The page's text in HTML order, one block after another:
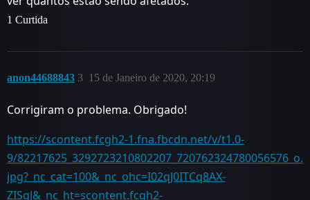
1 Curtida
anon44688843 15 de Janeiro de 2020, 20:19
3
Corrigiram o problema. Obrigado!
https://scontent.fcgh2-1.fna.fbcdn.net/v/t1.0-
9/82217625_3292723210802207_720762324780056576_o.
jpg?_nc_cat=100&_nc_ohc=I02qJ0ITCq8AX-
ZISgJ&_nc_ht=scontent.fcgh2-